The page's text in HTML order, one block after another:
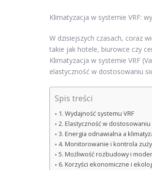
Klimatyzacja w systemie VRF:
W dzisiejszych czasach, coraz
takie jak hotele, biurowce czy
Klimatyzacja w systemie VRF
elastyczność w dostosowaniu
Spis treści
1. Wydajność systemu VRF
2. Elastyczność w dostosowaniu
3. Energia odnawialna a
4. Monitorowanie i kontrola
5. Możliwość rozbudowy i
6. Korzyści ekonomiczne i